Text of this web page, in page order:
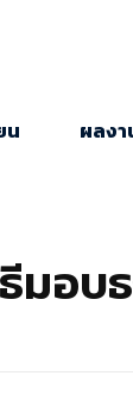
น ผลงา
มอบ